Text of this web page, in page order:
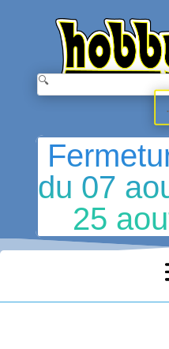
.
du 07
25